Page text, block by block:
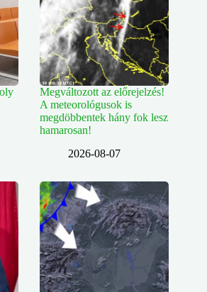
Megváltozott az előrejelzés!
A meteorológusok is
megdöbbentek hány fok lesz
hamarosan!
2026-08-07